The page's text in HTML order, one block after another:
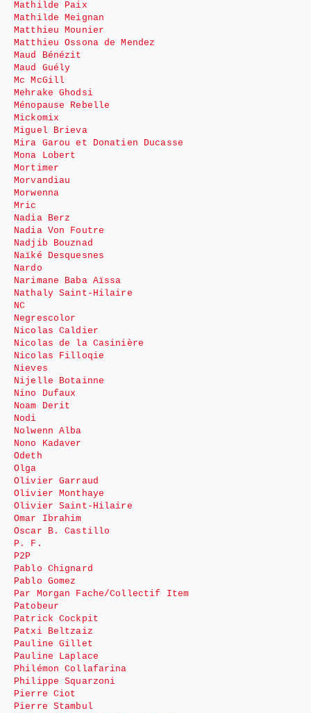
Mathilde Paix
Mathilde Meignan
Matthieu Mounier
Matthieu Ossona de Mendez
Maud Bénézit
Maud Guély
Mc McGill
Mehrake Ghodsi
Ménopause Rebelle
Mickomix
Miguel Brieva
Mira Garou et Donatien Ducasse
Mona Lobert
Mortimer
Morvandiau
Morwenna
Mric
Nadia Berz
Nadia Von Foutre
Nadjib Bouznad
Naïké Desquesnes
Nardo
Narimane Baba Aïssa
Nathaly Saint-Hilaire
NC
Negrescolor
Nicolas Caldier
Nicolas de la Casinière
Nicolas Filloqie
Nieves
Nijelle Botainne
Nino Dufaux
Noam Derit
Nodi
Nolwenn Alba
Nono Kadaver
Odeth
Olga
Olivier Garraud
Olivier Monthaye
Olivier Saint-Hilaire
Omar Ibrahim
Oscar B. Castillo
P. F.
P2P
Pablo Chignard
Pablo Gomez
Par Morgan Fache/Collectif Item
Patobeur
Patrick Cockpit
Patxi Beltzaiz
Pauline Gillet
Pauline Laplace
Philémon Collafarina
Philippe Squarzoni
Pierre Ciot
Pierre Stambul